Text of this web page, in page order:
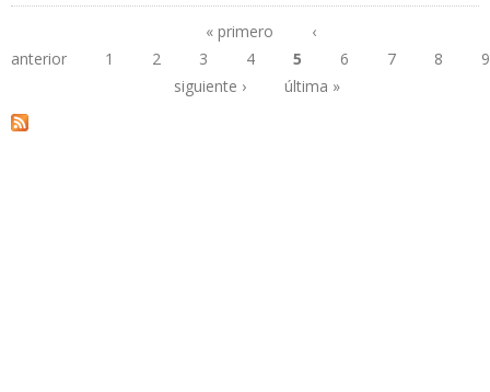
Páginas
« primero
‹
anterior
1 2 3 4 5 6 7 8
9
siguiente ›
última »